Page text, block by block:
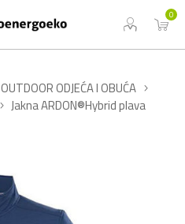
0
OUTDOOR ODJEĆA I OBUĆA
Jakna ARDON®Hybrid plava